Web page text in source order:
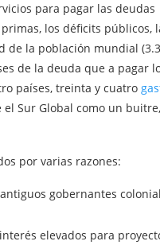
para pagar las deudas
los déficits públicos,
de la población mundial
de la deuda que a pagar
países, treinta y cuatro
Sur Global como un
por varias razones:
gobernantes
elevados para